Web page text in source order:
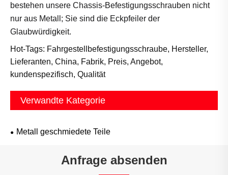
bestehen unsere Chassis-Befestigungsschrauben nicht
nur aus Metall; Sie sind die Eckpfeiler der
Glaubwürdigkeit.
Hot-Tags: Fahrgestellbefestigungsschraube, Hersteller,
Lieferanten, China, Fabrik, Preis, Angebot,
kundenspezifisch, Qualität
Verwandte Kategorie
Metall geschmiedete Teile
Anfrage absenden